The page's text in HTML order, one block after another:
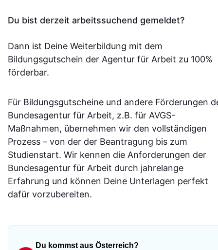
Du bist derzeit arbeitssuchend gemeldet?
Dann ist Deine Weiterbildung mit dem
Bildungsgutschein der Agentur für Arbeit zu 100%
förderbar.
Für Bildungsgutscheine und andere Förderungen
Bundesagentur für Arbeit, z.B. für AVGS-
Maßnahmen, übernehmen wir den vollständigen
Prozess – von der der Beantragung bis zum
Studienstart. Wir kennen die Anforderungen der
Bundesagentur für Arbeit durch jahrelange
Erfahrung und können Deine Unterlagen perfekt
dafür vorzubereiten.
Du kommst aus Österreich?